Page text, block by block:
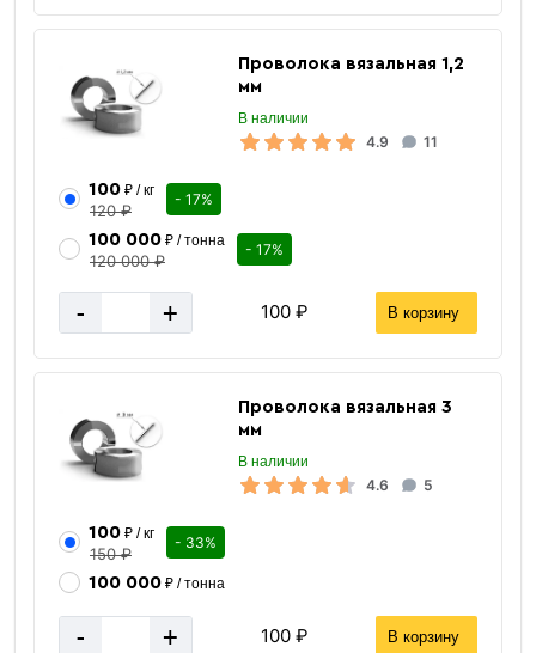
Проволока вязальная 1,2
мм
В наличии
4.9 11
100₽ / кг
120 ₽
- 17%
100 000₽ / тонна
120 000 ₽
- 17%
- + 100 ₽ В корзину
Проволока вязальная 3
мм
В наличии
4.6 5
100₽ / кг
150 ₽
- 33%
100 000₽ / тонна
- + 100 ₽ В корзину